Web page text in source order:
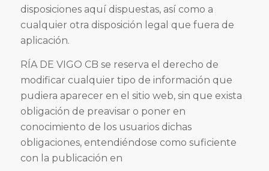
disposiciones aquí dispuestas, así como a
cualquier otra disposición legal que fuera de
aplicación.
RÍA DE VIGO CB se reserva el derecho de
modificar cualquier tipo de información que
pudiera aparecer en el sitio web, sin que exista
obligación de preavisar o poner en
conocimiento de los usuarios dichas
obligaciones, entendiéndose como suficiente
con la publicación en